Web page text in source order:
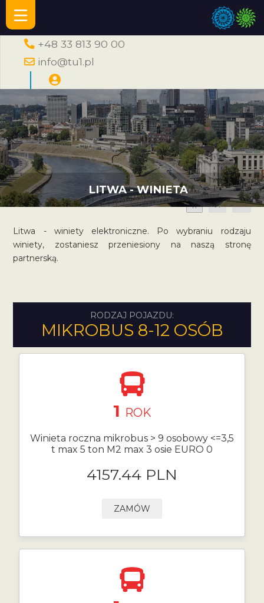
+48 33 813 90 00
info@tu1.pl
LITWA - WINIETA
A A A
Litwa - winiety elektroniczne. Po wybraniu rodzaju
winiety, zostaniesz przeniesiony na naszą stronę
partnerską.
RODZAJ POJAZDU:
MIKROBUS 8-12 OSÓB
1 ROK
Winieta roczna mikrobus > 9 osobowy <=3,5
t max 5 ton M2 max 3 osie EURO 0
4157.44 PLN
ZAMÓW